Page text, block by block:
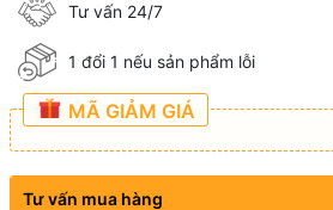
Tư vấn 24/7
1 đổi 1 nếu sản phẩm lỗi
MÃ GIẢM GIÁ
Tư vấn mua hàng